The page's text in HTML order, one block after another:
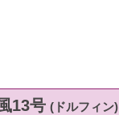
13号 (ドルフィン)